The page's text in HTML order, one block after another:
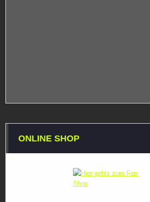
ONLINE SHOP